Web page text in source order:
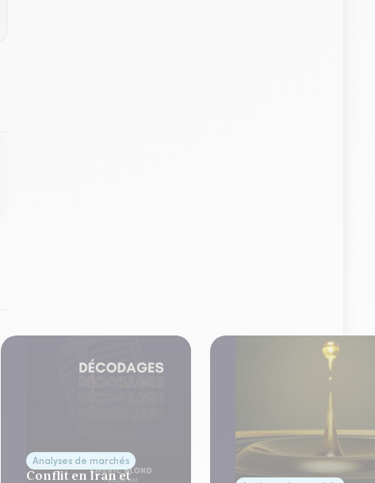
Analyses de marchés
Conflit en Iran et